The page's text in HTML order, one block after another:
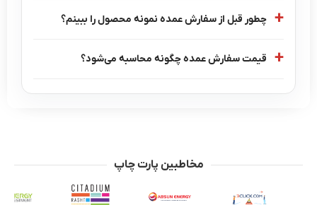
چطور قبل از سفارش عمده نمونه محصول را ببینم؟
قیمت سفارش عمده چگونه محاسبه می‌شود؟
مخاطبین پارت چاپ